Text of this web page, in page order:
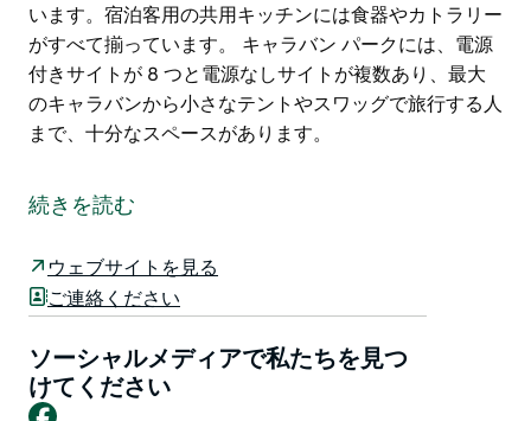
います。宿泊客用の共用キッチンには食器やカトラリー
がすべて揃っています。 キャラバン パークには、電源
付きサイトが 8 つと電源なしサイトが複数あり、最大
のキャラバンから小さなテントやスワッグで旅行する人
まで、十分なスペースがあります。
旅行のあらゆるニーズにワンストップで対応します。
は、シングル ルーム 5 室とダブルルーム 1 室があり、
すべてエアコンが完備され、リネンもすべて用意されて
べてコンクリートで覆われ、断熱屋根パネルで覆われて
います。宿泊客用の共用キッチンには食器やカトラリー
がすべて揃っています。
続きを読む
ウェブサイトを見る
ご連絡ください
ソーシャルメディアで私たちを見つ
けてください
Facebook